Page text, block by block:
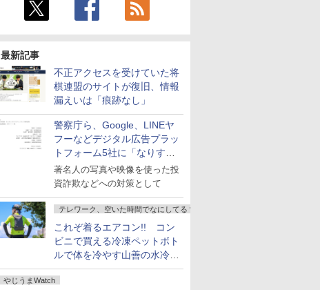
最新記事
不正アクセスを受けていた将
棋連盟のサイトが復旧、情報
漏えいは「痕跡なし」
警察庁ら、Google、LINEヤ
フーなどデジタル広告プラッ
トフォーム5社に「なりすま
し詐欺広告」対策強化を要請
著名人の写真や映像を使った投
資詐欺などへの対策として
テレワーク、空いた時間でなにしてる？
これぞ着るエアコン!! コン
ビニで買える冷凍ペットボト
ルで体を冷やす山善の水冷ベ
ストがロードバイクにちょう
どいい【ぼっち・ざ・ろー
やじうまWatch